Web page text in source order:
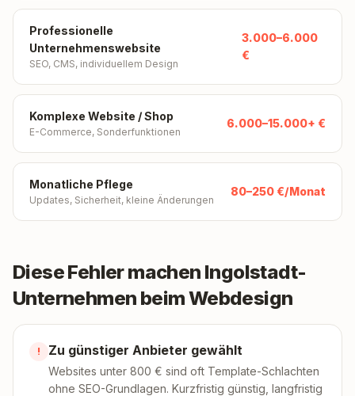
Professionelle
Unternehmenswebsite
SEO, CMS, individuellem Design
3.000–6.000
€
Komplexe Website / Shop
E-Commerce, Sonderfunktionen
6.000–15.000+ €
Monatliche Pflege
Updates, Sicherheit, kleine Änderungen
80–250 €/Monat
Diese Fehler machen Ingolstadt-
Unternehmen beim Webdesign
! Zu günstiger Anbieter gewählt
Websites unter 800 € sind oft Template-Schlachten
ohne SEO-Grundlagen. Kurzfristig günstig, langfristig